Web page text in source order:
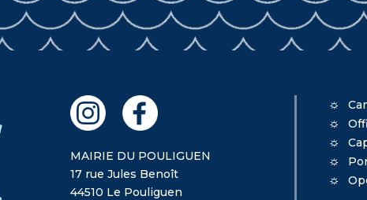
MAIRIE DU POULIGUEN
17 rue Jules Benoît
44510 Le Pouliguen